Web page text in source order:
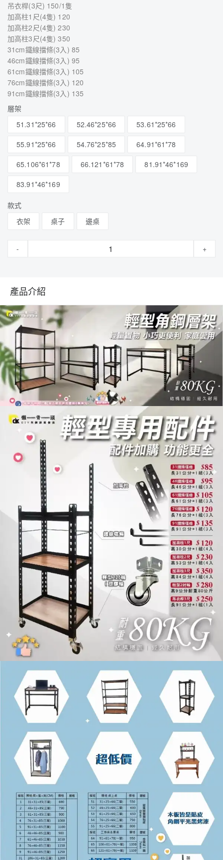
吊衣桿(3尺) 150/1隻
加高柱1尺(4隻) 120
加高柱2尺(4隻) 230
加高柱3尺(4隻) 350
31cm鐵線擋條(3入) 85
46cm鐵線擋條(3入) 95
61cm鐵線擋條(3入) 105
76cm鐵線擋條(3入) 120
91cm鐵線擋條(3入) 135
層架
51.31*25*66
52.46*25*66
53.61*25*66
55.91*25*66
54.76*25*85
64.91*61*78
65.106*61*78
66.121*61*78
81.91*46*169
83.91*46*169
款式
衣架
桌子 邊桌
- +
產品介紹